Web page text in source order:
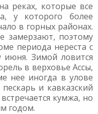
реках, которые все
у которого более
в горных районах.
замерзают, поэтому
периода нереста с
июня. Зимой ловится
в верховье Ассы,
нее иногда в улове
и кавказский
кумжа, но
годом.